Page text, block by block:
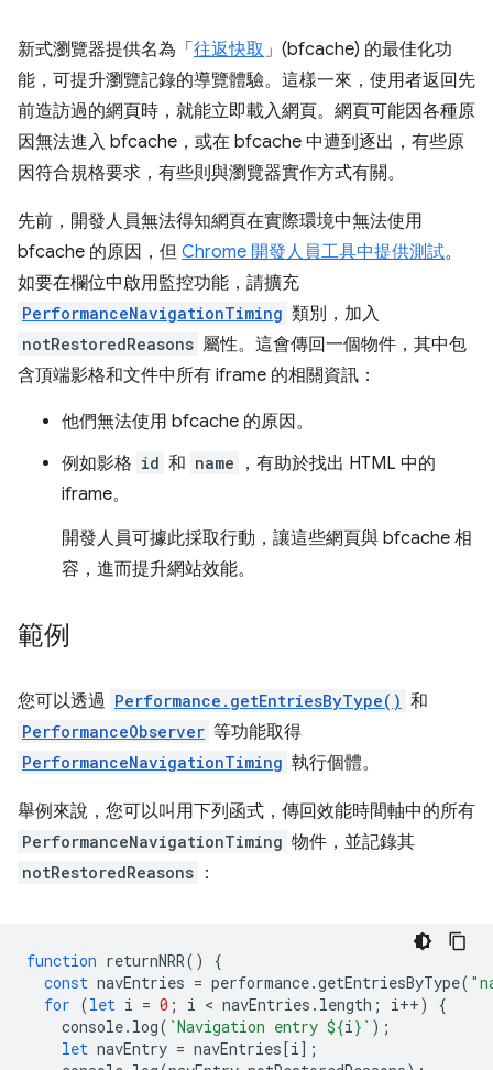
新式瀏覽器提供名為「 往返快取」(bfcache) 的最佳化功
能，可提升瀏覽記錄的導覽體驗。這樣一來，使用者返回先
前造訪過的網頁時，就能立即載入網頁。網頁可能因各種原
因無法進入 bfcache，或在 bfcache 中遭到逐出，有些原
因符合規格要求，有些則與瀏覽器實作方式有關。
先前，開發人員無法得知網頁在實際環境中無法使用
bfcache 的原因，但 Chrome 開發人員工具中提供測試。
如要在欄位中啟用監控功能，請擴充
PerformanceNavigationTiming 類別，加入
notRestoredReasons 屬性。這會傳回一個物件，其中包
含頂端影格和文件中所有 iframe 的相關資訊：
他們無法使用 bfcache 的原因。
例如影格 id 和 name
，有助於找出 HTML 中的
iframe。
開發人員可據此採取行動，讓這些網頁與 bfcache 相
容，進而提升網站效能。
範例
您可以透過 Performance.getEntriesByType() 和
PerformanceObserver 等功能取得
PerformanceNavigationTiming 執行個體。
舉例來說，您可以叫用下列函式，傳回效能時間軸中的所有
PerformanceNavigationTiming 物件，並記錄其
notRestoredReasons ：
function returnNRR()
{
const navEntries = performance.getEntriesByType(
for (let i = 0 ; i < navEntries . length ; i++)
{
console. log( `Navigation entry ${i} ` );
let navEntry = navEntries[i];